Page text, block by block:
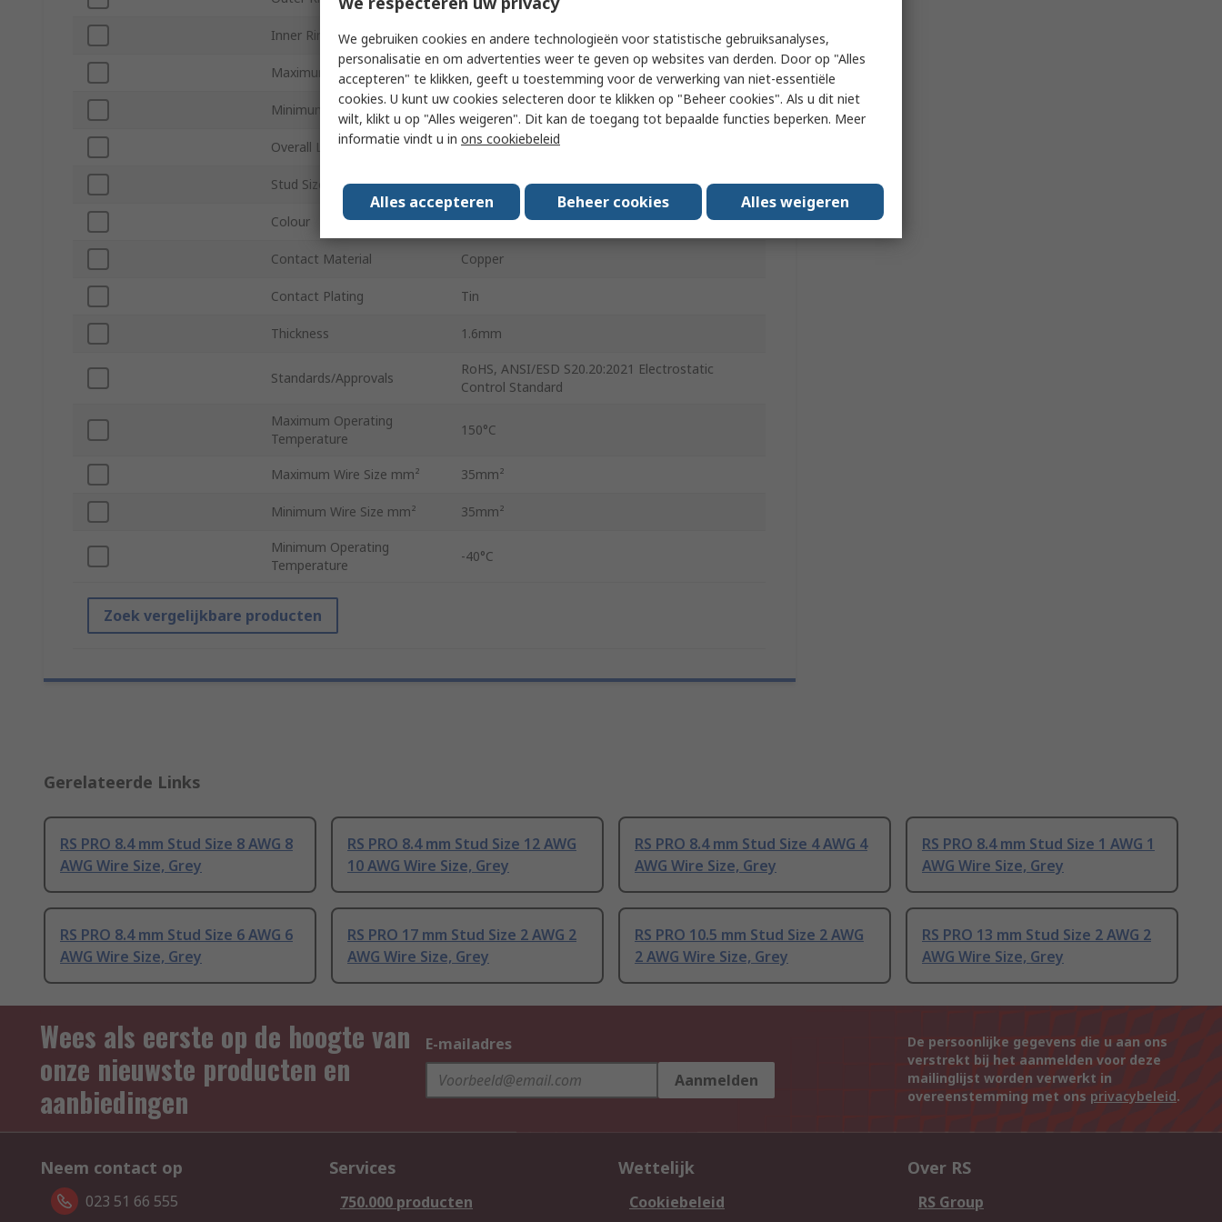
Inner Ring Diameter 8.4mm
Maximum Wire Size AWG 2AWG
Minimum Wire Size AWG 2AWG
Overall Length 34mm
Stud Size 8.4 mm
Colour Grey
Contact Material Copper
Contact Plating Tin
Thickness 1.6mm
Standards/Approvals
RoHS, ANSI/ESD S20.20:2021 Electrostatic
Control Standard
Maximum Operating
Temperature
150°C
Maximum Wire Size mm² 35mm²
Minimum Wire Size mm² 35mm²
Minimum Operating
Temperature
-40°C
Zoek vergelijkbare producten
Gerelateerde Links
RS PRO 8.4 mm Stud Size 8 AWG 8
AWG Wire Size, Grey
RS PRO 8.4 mm Stud Size 12 AWG
10 AWG Wire Size, Grey
RS PRO 8.4 mm Stud Size 4 AWG 4
AWG Wire Size, Grey
RS PRO 8.4 mm Stud Size 1 AWG 1
AWG Wire Size, Grey
RS PRO 8.4 mm Stud Size 6 AWG 6
AWG Wire Size, Grey
RS PRO 17 mm Stud Size 2 AWG 2
AWG Wire Size, Grey
RS PRO 10.5 mm Stud Size 2 AWG
2 AWG Wire Size, Grey
RS PRO 13 mm Stud Size 2 AWG 2
AWG Wire Size, Grey
Wees als eerste op de hoogte van
onze nieuwste producten en
aanbiedingen
E-mailadres
Aanmelden
De persoonlijke gegevens die u aan ons
verstrekt bij het aanmelden voor deze
mailinglijst worden verwerkt in
overeenstemming met ons privacybeleid.
Neem contact op
023 51 66 555
Services
750.000 producten
Wettelijk
Cookiebeleid
Over RS
RS Group
We gebruiken cookies en andere technologieën voor statistische gebruiksanalyses,
personalisatie en om advertenties weer te geven op websites van derden. Door op "Alles
accepteren" te klikken, geeft u toestemming voor de verwerking van niet-essentiële
cookies. U kunt uw cookies selecteren door te klikken op "Beheer cookies". Als u dit niet
wilt, klikt u op "Alles weigeren". Dit kan de toegang tot bepaalde functies beperken. Meer
informatie vindt u in ons cookiebeleid
Alles accepteren Beheer cookies Alles weigeren